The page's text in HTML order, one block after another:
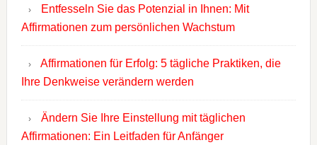
Entfesseln Sie das Potenzial in Ihnen: Mit
Affirmationen zum persönlichen Wachstum
Affirmationen für Erfolg: 5 tägliche Praktiken, die
Ihre Denkweise verändern werden
Ändern Sie Ihre Einstellung mit täglichen
Affirmationen: Ein Leitfaden für Anfänger